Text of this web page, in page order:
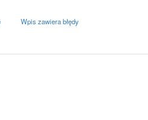
Wpis zawiera błędy